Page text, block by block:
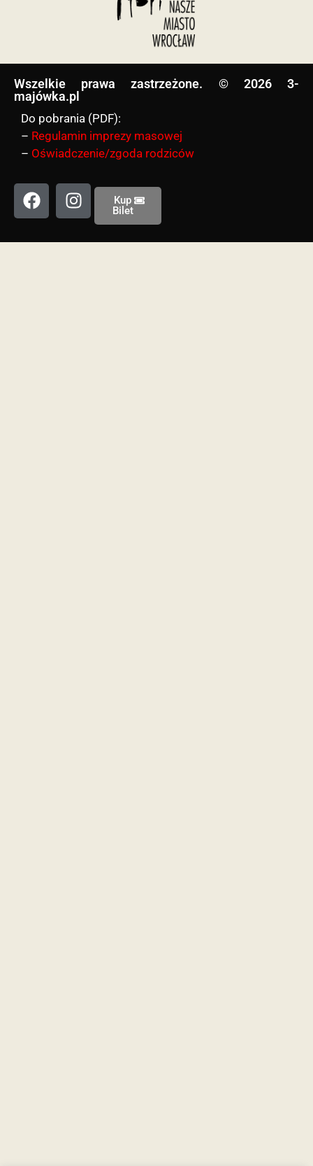
Wszelkie prawa zastrzeżone. © 2026 3-
majówka.pl​
Do pobrania (PDF):
– Regulamin imprezy masowej
– Oświadczenie/zgoda rodziców
Kup
Bilet